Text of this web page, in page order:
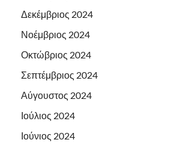
Δεκέμβριος 2024
Νοέμβριος 2024
Οκτώβριος 2024
Σεπτέμβριος 2024
Αύγουστος 2024
Ιούλιος 2024
Ιούνιος 2024